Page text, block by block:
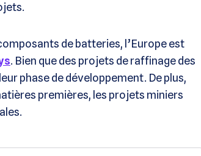
de batteries, l’Europe est
. Bien que des projets de raffinage des
phase de développement. De plus,
premières, les projets miniers